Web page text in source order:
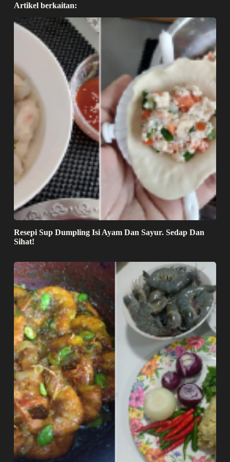
Artikel berkaitan:
Resepi Sup Dumpling Isi Ayam Dan Sayur. Sedap Dan
Sihat!